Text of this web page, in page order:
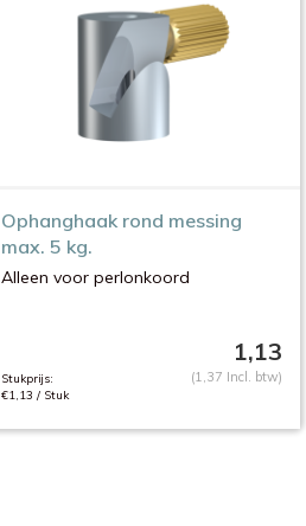
Ophanghaak rond messing
max. 5 kg.
Alleen voor perlonkoord
1,13
Stukprijs:
€1,13 / Stuk
(1,37 Incl. btw)